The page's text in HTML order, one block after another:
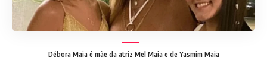
Débora Maia é mãe da atriz Mel Maia e de Yasmim Maia